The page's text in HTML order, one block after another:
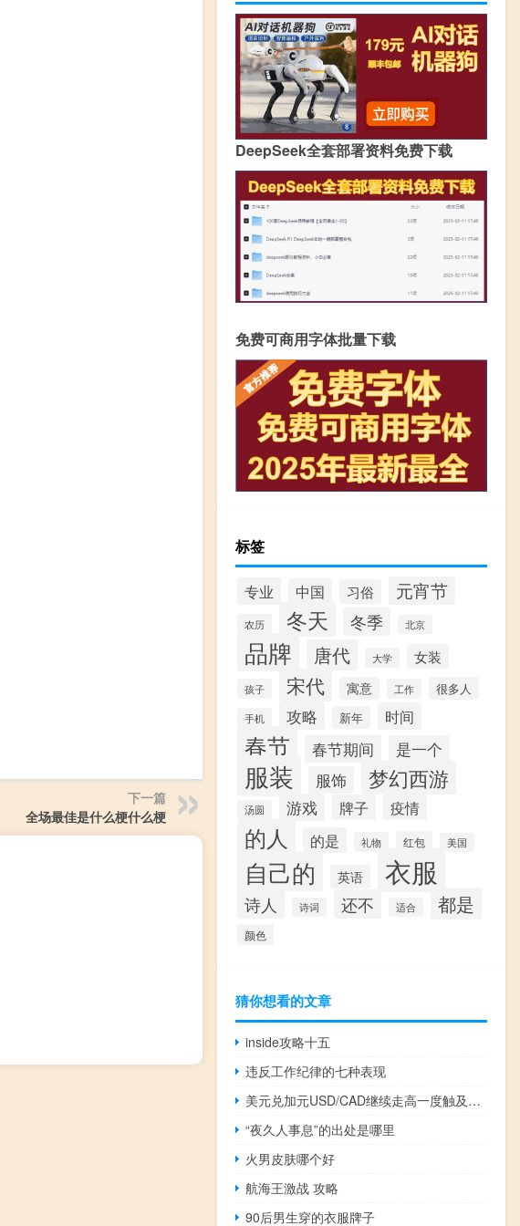
下一篇
全场最佳是什么梗什么梗
DeepSeek全套部署资料免费下载
免费可商用字体批量下载
标签
专业 中国 习俗 元宵节
农历 冬天 冬季 北京
品牌 唐代 大学 女装
孩子 宋代 寓意 工作 很多人
手机 攻略 新年 时间
春节 春节期间 是一个
服装 服饰 梦幻西游
汤圆 游戏 牌子 疫情
的人 的是 礼物 红包 美国
自己的 英语 衣服
诗人 诗词 还不 适合 都是
颜色
猜你想看的文章
inside攻略十五
违反工作纪律的七种表现
美元兑加元USD/CAD继续走高一度触及1.3838的七个月高点
“夜久人事息”的出处是哪里
火男皮肤哪个好
航海王激战 攻略
90后男生穿的衣服牌子